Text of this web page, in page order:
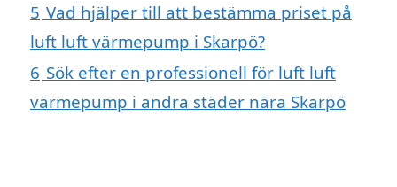
5 Vad hjälper till att bestämma priset på
luft luft värmepump i Skarpö?
6 Sök efter en professionell för luft luft
värmepump i andra städer nära Skarpö